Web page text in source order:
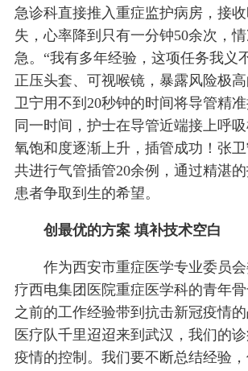
急诊科直接推入重症监护病房，接
失，心率降到只有一分钟50余次，
急。“我有多年经验，这项任务我义
正压头套、可视喉镜，暴露风险极
卫宁用不到20秒钟的时间将导管精
同一时间，护士在导管近端接上呼
氧饱和度逐渐上升，插管成功！张
共进行气管插管20余例，通过精湛
患者争取到生的希望。
创最优的方案 填补技术空白
作为西安市重症医学专业委员
疗西电集团医院重症医学科的青年
之前的工作经验带到抗击新冠疫情
医疗队千里迢迢来到武汉，我们的
疫情的控制。我们要不断总结经验